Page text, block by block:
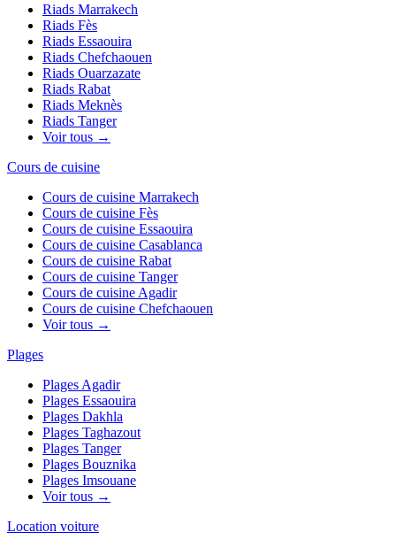
Riads Marrakech
Riads Fès
Riads Essaouira
Riads Chefchaouen
Riads Ouarzazate
Riads Rabat
Riads Meknès
Riads Tanger
Voir tous →
Cours de cuisine
Cours de cuisine Marrakech
Cours de cuisine Fès
Cours de cuisine Essaouira
Cours de cuisine Casablanca
Cours de cuisine Rabat
Cours de cuisine Tanger
Cours de cuisine Agadir
Cours de cuisine Chefchaouen
Voir tous →
Plages
Plages Agadir
Plages Essaouira
Plages Dakhla
Plages Taghazout
Plages Tanger
Plages Bouznika
Plages Imsouane
Voir tous →
Location voiture